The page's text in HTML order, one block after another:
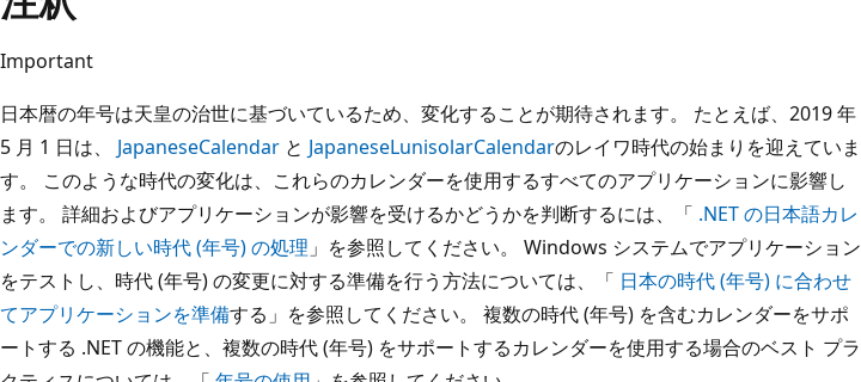
Important
日本暦の年号は天皇の治世に基づいているため、変化することが期待されます。 たとえば、2019 年
5 月 1 日は、 JapaneseCalendar と JapaneseLunisolarCalendarのレイワ時代の始まりを迎えていま
す。 このような時代の変化は、これらのカレンダーを使用するすべてのアプリケーションに影響し
ます。 詳細およびアプリケーションが影響を受けるかどうかを判断するには、「 .NET の日本語カレ
ンダーでの新しい時代 (年号) の処理 」を参照してください。 Windows システムでアプリケーション
をテストし、時代 (年号) の変更に対する準備を行う方法については、「 日本の時代 (年号) に合わせ
てアプリケーションを準備する」を参照してください。 複数の時代 (年号) を含むカレンダーをサポ
ートする .NET の機能と、複数の時代 (年号) をサポートするカレンダーを使用する場合のベスト プラ